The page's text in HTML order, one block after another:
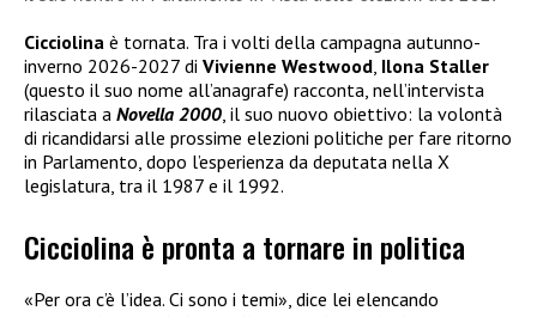
Cicciolina è tornata. Tra i volti della campagna autunno-
inverno 2026-2027 di Vivienne Westwood, Ilona Staller
(questo il suo nome all’anagrafe) racconta, nell’intervista
rilasciata a Novella 2000, il suo nuovo obiettivo: la volontà
di ricandidarsi alle prossime elezioni politiche per fare ritorno
in Parlamento, dopo l’esperienza da deputata nella X
legislatura, tra il 1987 e il 1992.
Cicciolina è pronta a tornare in politica
«Per ora c’è l’idea. Ci sono i temi», dice lei elencando